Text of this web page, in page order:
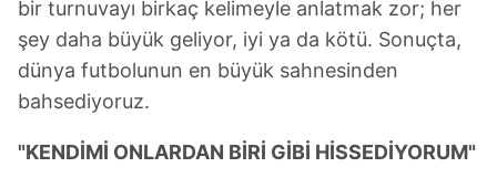
gösterilmeyecektir."
Sizlere daha iyi bir hizmet sunabilmek için İnternet
Sitemizde kendimize ve üçüncü kişilere ait çerezler
kullanılmaktadır. Bu çerezler vasıtasıyla çeşitli kişisel
verileriniz işlenmekte olup gerekli olan çerezler bilgi
bir turnuvayı birkaç kelimeyle anlatmak zor; her
şey daha büyük geliyor, iyi ya da kötü. Sonuçta,
dünya futbolunun en büyük sahnesinden
bahsediyoruz.
"KENDİMİ ONLARDAN BİRİ GİBİ HİSSEDİYORUM"